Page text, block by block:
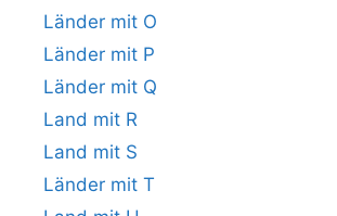
Länder mit O
Länder mit P
Länder mit Q
Land mit R
Land mit S
Länder mit T